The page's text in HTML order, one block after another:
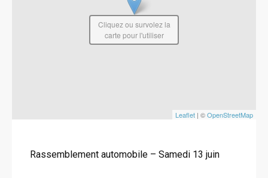
Leaflet | ©OpenStreetMap
Cliquez ou survolez la
carte pour l'utiliser
Rassemblement automobile – Samedi 13 juin